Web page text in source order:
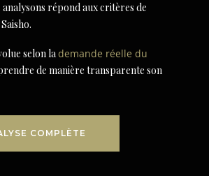
analysons répond aux critères de
selon lademande réelle du
de manière transparente son
COMPLÈTE